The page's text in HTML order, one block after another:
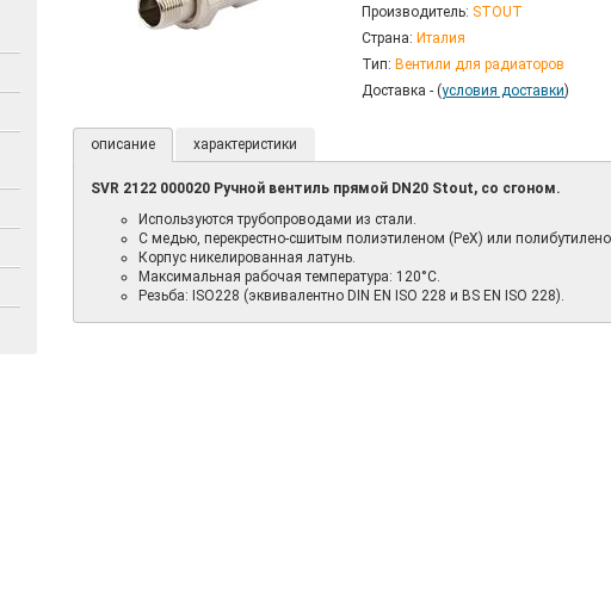
Производитель: STOUT
Страна: Италия
Тип: Вентили для радиаторов
Доставка - (условия доставки)
описание характеристики
SVR 2122 000020 Ручной вентиль прямой DN20 Stout, со сгоном.
Используются трубопроводами из стали.
С медью, перекрестно-сшитым полиэтиленом (PeX) или
Корпус никелированная латунь.
Максимальная рабочая температура: 120°C.
Резьба: ISO228 (эквивалентно DIN EN ISO 228 и BS EN ISO 228).